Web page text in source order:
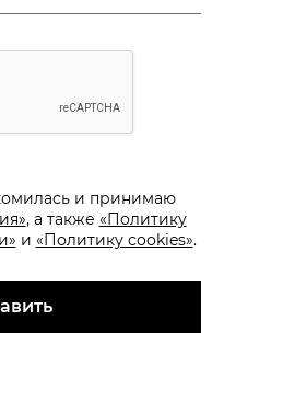
и принимаю
, а также «Политику
и «Политику cookies».